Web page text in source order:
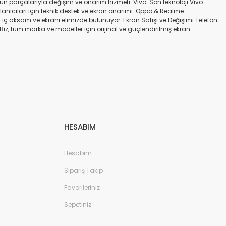
parçalarıyla değişim ve onarım hizmeti. Vivo: Son teknoloji Vivo
için teknik destek ve ekran onarımı. Oppo & Realme:
ve ekranı elimizde bulunuyor. Ekran Satışı ve Değişimi Telefon
Biz, tüm marka ve modeller için orijinal ve güçlendirilmiş ekran
değişimi ve tamiri Batarya değişimi Neden Bizi Tercih Etmelisiniz?
HESABIM
Hesabım
Sipariş Takip
Favorileriniz
Sepetiniz